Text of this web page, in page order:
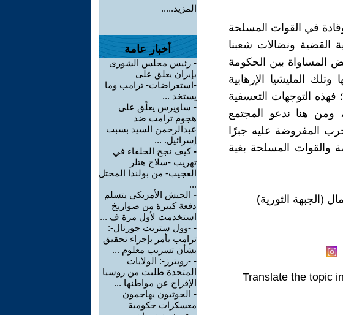
في القوات المسلحة
ونضالات شعبنا
المساواة بين الحكومة
المليشيا الإرهابية
فهذه التوجهات التعسفية
ومن هنا ندعو المجتمع
المفروضة عليه جبرًا
والقوات المسلحة بغية
(الجبهة الثورية)
Translate the topic
المزيد.....
أخبار عامة
- رئيس مجلس الشورى
بإيران يعلق على
-استعراضات- ترامب وما
يستخد ...
- ساويرس يعلّق على
هجوم ترامب ضد
عبدالرحمن السيد بسبب
إسرائيل. ...
-كيف نجح الحلفاء في
تهريب -سلاح هتلر
العجيب- من بولندا المحتل
...
- الجيش الأمريكي يتسلم
دفعة كبيرة من صواريخ
استخدمت لأول مرة ف ...
- -وول ستريت جورنال-:
ترامب يأمر بإجراء تحقيق
بشأن تسريب معلوم ...
- -رويترز-: الولايات
المتحدة طلبت من روسيا
الإفراج عن مواطنها ...
- الحوثيون يهاجمون
معسكرات حكومية